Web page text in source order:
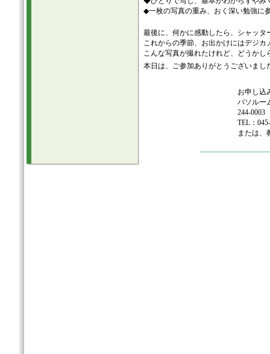
◆一枚の写真の重み、おく深い勉強に
最後に、何かに感動したら、シャッタ
これからの季節、お出かけにはデジカ
こんな写真が撮れたけれど、どうか
本日は、ご参加ありがとうござい
お申し込
パソルー
244-
TEL：
または、